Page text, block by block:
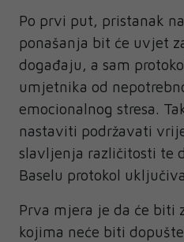
Po prvi put, pristanak
ponašanja bit će uvjet
događaju, a sam
umjetnika od
emocionalnog stresa.
nastaviti podržavati
slavljenja različitosti te
Baselu protokol
Prva mjera je da će biti
kojima neće biti